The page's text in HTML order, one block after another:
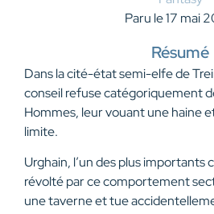
Paru le 17 mai
Résumé
Dans la cité-état semi-elfe de
conseil refuse catégoriquement
Hommes, leur vouant une haine
limite.
Urghain, l’un des plus importants
révolté par ce comportement
une taverne et tue